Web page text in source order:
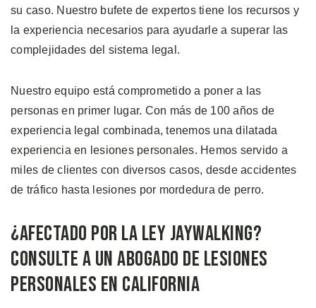
su caso. Nuestro bufete de expertos tiene los recursos y
la experiencia necesarios para ayudarle a superar las
complejidades del sistema legal.
Nuestro equipo está comprometido a poner a las
personas en primer lugar. Con más de 100 años de
experiencia legal combinada, tenemos una dilatada
experiencia en lesiones personales. Hemos servido a
miles de clientes con diversos casos, desde accidentes
de tráfico hasta lesiones por mordedura de perro.
¿Afectado por la Ley Jaywalking?
Consulte a un Abogado de Lesiones
Personales en California